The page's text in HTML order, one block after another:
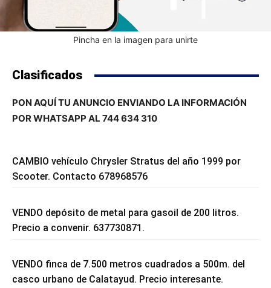
Pincha en la imagen para unirte
Clasificados
PON AQUÍ TU ANUNCIO ENVIANDO LA INFORMACIÓN
POR WHATSAPP AL 744 634 310
CAMBIO vehículo Chrysler Stratus del año 1999 por
Scooter. Contacto 678968576
VENDO depósito de metal para gasoil de 200 litros.
Precio a convenir. 637730871.
VENDO finca de 7.500 metros cuadrados a 500m. del
casco urbano de Calatayud. Precio interesante.